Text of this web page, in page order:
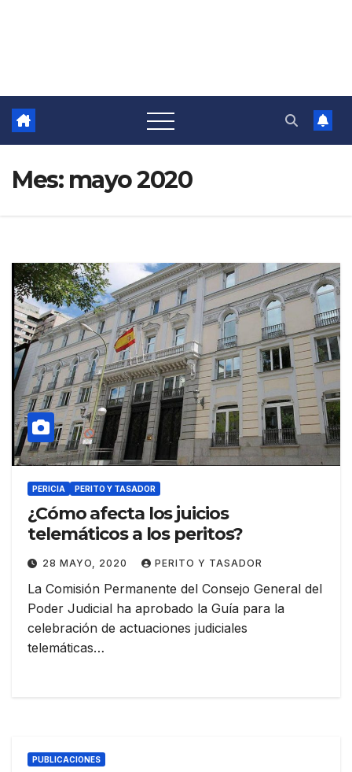
Mes: mayo 2020
PERICIA PERITO Y TASADOR
¿Cómo afecta los juicios
telemáticos a los peritos?
28 MAYO, 2020 PERITO Y TASADOR
La Comisión Permanente del Consejo General del
Poder Judicial ha aprobado la Guía para la
celebración de actuaciones judiciales
telemáticas…
PUBLICACIONES